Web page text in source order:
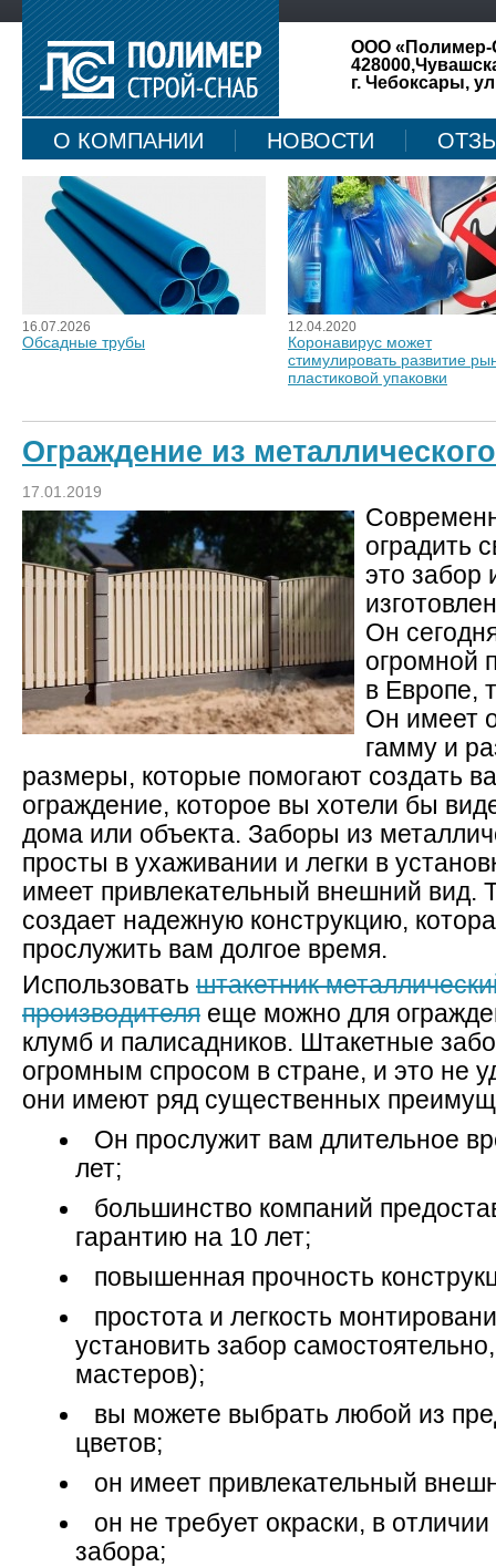
ООО «Полимер-
г. Чебоксары,
О КОМПАНИИ НОВОСТИ
КАРТА САЙТА
16.07.2026
Обсадные трубы
12.04.2020
Коронавирус может
стимулировать развитие
пластиковой упаковки
Ограждение из
17.01.2019
оградить
это забор
Он
огромной
в Европе,
Он имеет
гамму и
размеры, которые помогают создать
ограждение, которое вы хотели бы
дома или объекта. Заборы из
просты в ухаживании и легки в
имеет привлекательный внешний вид.
создает надежную конструкцию,
прослужить вам долгое время.
Использовать штакетник
производителя еще можно для
клумб и палисадников. Штакетные
огромным спросом в стране, и это не
они имеют ряд существенных
Он прослужит вам длительное
лет;
большинство компаний
гарантию на 10 лет;
повышенная прочность
простота и легкость
установить забор
мастеров);
вы можете выбрать любой из
цветов;
он имеет привлекательный
он не требует окраски, в
забора;